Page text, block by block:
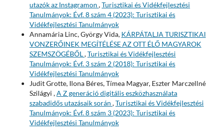
utazók az Instagramon ,Turisztikai és Vidékfejlesztési
Tanulmányok: Évf. 8 szám 4 (2023): Turisztikai és
Vidékfejlesztési Tanulmányok
Annamária Linc, György Vida, KÁRPÁTALJA TURISZTIKAI
VONZERŐINEK MEGÍTÉLÉSE AZ OTT ÉLŐ MAGYAROK
SZEMSZÖGÉBŐL,Turisztikai és Vidékfejlesztési
Tanulmányok: Évf. 3 szám 2 (2018): Turisztikai és
Vidékfejlesztési Tanulmányok
Judit Grotte, Ilona Béres, Tímea Magyar, Eszter Marczellné
Szilágyi ,A Z generáció digitális eszközhasználata
szabadidős utazásaik során ,Turisztikai és Vidékfejlesztési
Tanulmányok: Évf. 8 szám 3 (2023): Turisztikai és
Vidékfejlesztési Tanulmányok